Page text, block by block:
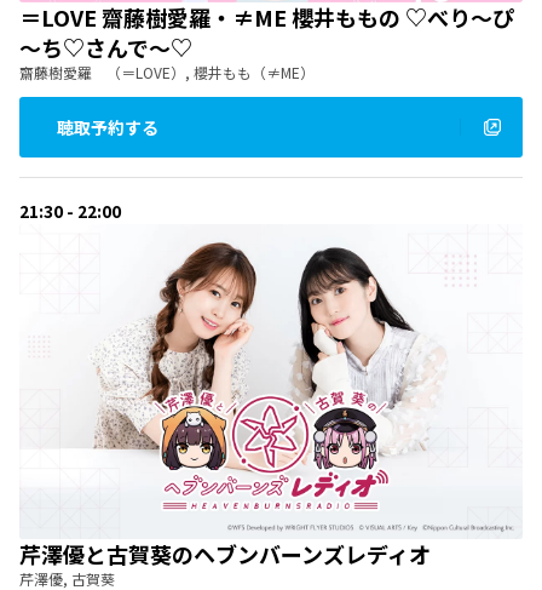
＝LOVE 齋藤樹愛羅・≠ME 櫻井ももの ♡べり～ぴ
～ち♡さんで～♡
齋藤樹愛羅 （＝LOVE）, 櫻井もも（≠ME）
聴取予約する
21:30 - 22:00
芹澤優と古賀葵のヘブンバーンズレディオ
芹澤優, 古賀葵